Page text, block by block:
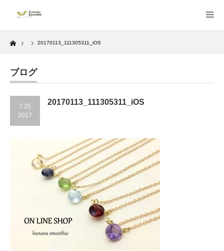
Home 20170113_111305311_iOS
ブログ
7.25
2017
20170113_111305311_iOS